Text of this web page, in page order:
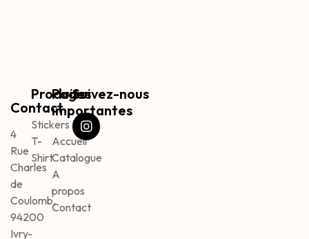
Contact
4
Rue
Charles
de
Coulomb,
94200
Ivry-
Produits
Stickers
T-
Shirt
Pages
importantes
Accueil
Catalogue
A
propos
Contact
Suivez-nous